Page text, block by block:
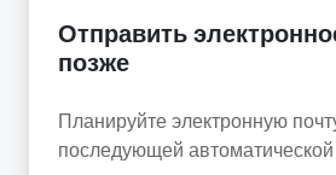
Отправить
позже
Планируйте электронную
последующей автоматической